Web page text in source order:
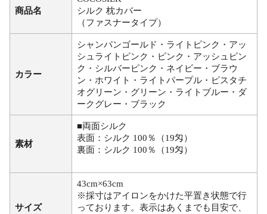
商品名
シルク 枕カバー
（ファスナータイプ）
カラー
シャンパンゴールド・ライトピンク・アッ
シュライトピンク・ピンク・アッシュピン
ク・シルバーピンク・ネイビー・ブラウ
ン・ホワイト・ライトパープル・ピスタチ
オグリーン・グリーン・ライトブルー・ダ
ークグレー・ブラック
素材
■両面シルク
表面：シルク 100％（19匁）
裏面：シルク 100％（19匁）
サイズ
43cm×63cm
※採寸はアイロンをかけた平置き状態で行
っております。表示はあくまでも目安で、